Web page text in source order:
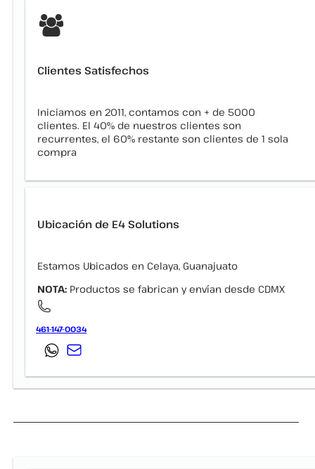
Clientes Satisfechos
Iniciamos en 2011, contamos con + de 5000
clientes. El 40% de nuestros clientes son
recurrentes, el 60% restante son clientes de 1 sola
compra
Ubicación de E4 Solutions
Estamos Ubicados en Celaya, Guanajuato
NOTA: Productos se fabrican y envían desde CDMX
461-147-0034